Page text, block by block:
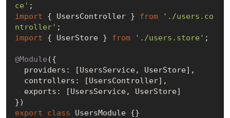
ce'
import { UsersController } from
'./users.co
ntroller'
import { UserStore } from './users.store' ;
@Module ({
export
class